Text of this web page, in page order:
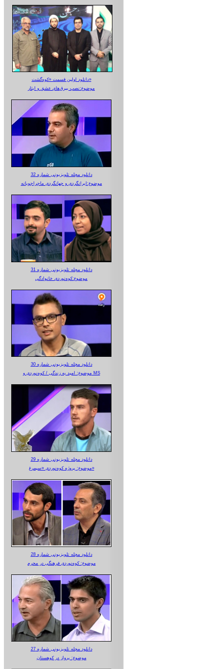
دانلود اولین قسمت «کوه‌گشت»
موضوع:نصب بیرق‌های عشق و ایثار
دانلود مجله تلویزیونی شماره 32
موضوع:ایرانگردی و جهانگردی ماجراجویانه
دانلود مجله تلویزیونی شماره 31
موضوع:کوه‌نوردی خانوادگی
دانلود مجله تلویزیونی شماره 30
موضوع: امید به زندگی / کوه‌نوردی و MS
دانلود مجله تلویزیونی شماره 29
موضوع: پروژه کوه‌نوردی «سیمرغ»
دانلود مجله تلویزیونی شماره 28
موضوع: کوه‌نوردی فرهنگی در محرم
دانلود مجله تلویزیونی شماره 27
موضوع: پرواز در کوهستان